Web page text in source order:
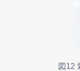
図12